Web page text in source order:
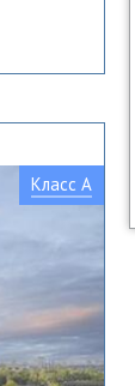
Класс A